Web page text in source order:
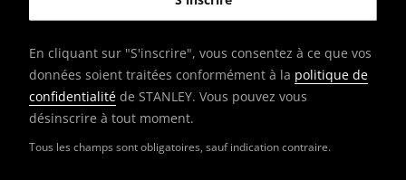
Tous les champs sont obligatoires, sauf indication contraire.
En cliquant sur "S'inscrire", vous consentez à ce que vos
données soient traitées conformément à la politique de
confidentialité de STANLEY. Vous pouvez vous
désinscrire à tout moment.